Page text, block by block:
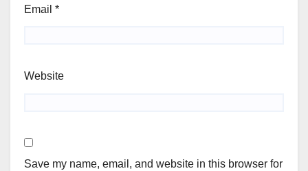
Email *
Website
Save my name, email, and website in this browser for